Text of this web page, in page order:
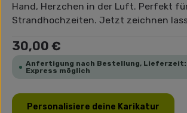
Hand, Herzchen in der Luft. Perfekt
Strandhochzeiten. Jetzt zeichnen
Regulärer Preis:
30,00 €
Anfertigung nach Bestellung, Lieferzeit:
Express möglich
Personalisiere deine Karikatur